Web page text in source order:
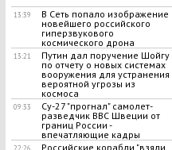
13:39
​В Сеть попало изображение
новейшего российского
гиперзвукового
космического дрона
13:21
Путин дал поручение Шойгу
по отчету о новых системах
вооружения для устранения
вероятной угрозы из
космоса
09:33
Су-27 "прогнал" самолет-
разведчик ВВС Швеции от
границ России -
впечатляющие кадры
22:26
Российские корабли "взяли